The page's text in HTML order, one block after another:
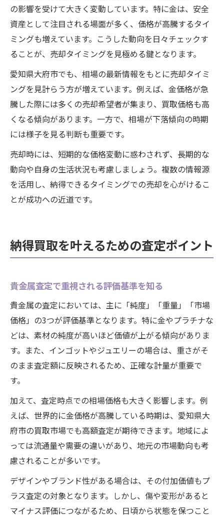
の影響を受けて大きく変動しています。特に金は、安全
資産として注目される場面が多く、価格が高騰するタイ
ミングも増えています。こうした動向を日々チェックす
ることが、売却タイミングを見極める鍵となります。
愛知県大府市でも、相場の最新情報をもとに売却タイミ
ングを見計らう方が増えています。例えば、金価格が急
騰した際には多くの売却希望者が集まり、買取価格も高
くなる傾向があります。一方で、相場が下落傾向の時期
には様子を見る判断も重要です。
売却時には、短期的な価格変動に惑わされず、長期的な
動向や自身の生活状況も考慮しましょう。複数の情報源
を活用し、納得できるタイミングでの売却を心がけるこ
とが成功への近道です。
納得買取を叶えるための査定ポイント
貴金属査定で重視される評価基準を知る
貴金属の査定においては、主に「純度」「重量」「市場
価格」の3つが評価基準となります。特に金やプラチナな
どは、素材の純度が高いほど価値が上がる傾向がありま
す。また、インゴットやジュエリーの場合は、重さがそ
のまま査定額に反映されるため、正確な計量が重要で
す。
加えて、査定時点での相場価格も大きく影響します。例
えば、世界的に金価格が高騰している時期は、愛知県大
府市の買取市場でも高額査定が期待できます。地域によ
っては流通量や需要の違いがあり、地元の市場動向も考
慮されることが多いです。
デザインやブランド性がある場合は、その付加価値もプ
ラス査定の対象となります。しかし、傷や変形があると
マイナス評価につながるため、日頃から状態を保つこと